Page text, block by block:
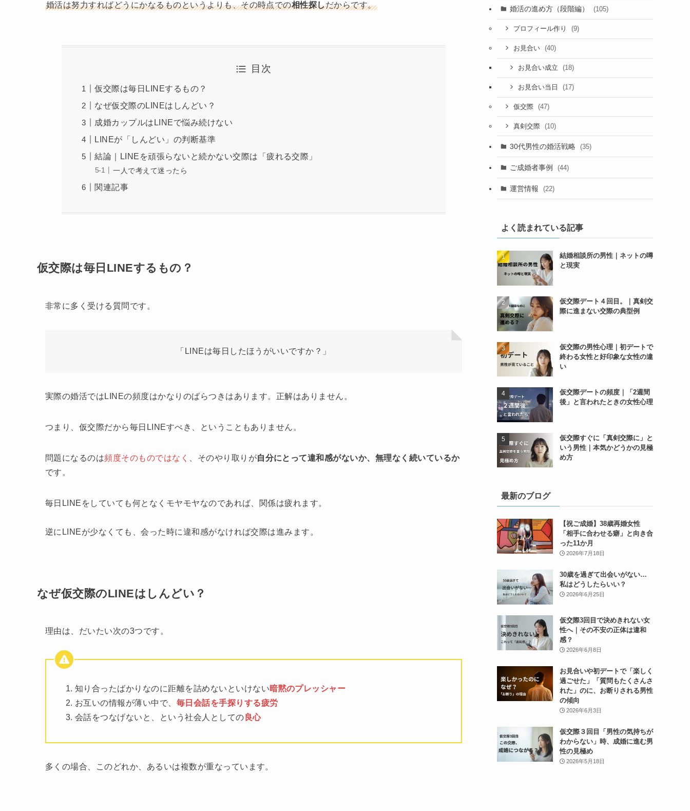
婚活は努力すればどうにかなるものというよりも、その時点での相性探しだからです。
目次
仮交際は毎日LINEするもの？
なぜ仮交際のLINEはしんどい？
成婚カップルはLINEで悩み続けない
LINEが「しんどい」の判断基準
結論｜LINEを頑張らないと続かない交際は「疲れる交際」
一人で考えて迷ったら
関連記事
仮交際は毎日LINEするもの？
非常に多く受ける質問です。
「LINEは毎日したほうがいいですか？」
実際の婚活ではLINEの頻度はかなりのばらつきはあります。正解はありません。
つまり、仮交際だから毎日LINEすべき、ということもありません。
問題になるのは頻度そのものではなく 、そのやり取りが自分にとって違和感がないか、無理なく続いているか
です。
毎日LINEをしていても何となくモヤモヤなのであれば、関係は疲れます。
逆にLINEが少なくても、会った時に違和感がなければ交際は進みます。
なぜ仮交際のLINEはしんどい？
理由は、だいたい次の3つです。
知り合ったばかりなのに距離を詰めないといけない暗黙のプレッシャー
お互いの情報が薄い中で、 毎日会話を手探りする疲労
会話をつなげないと、という社会人としての 良心
多くの場合、このどれか、あるいは複数が重なっています。
婚活の進め方（段階編） (105)
プロフィール作り (9)
お見合い (40)
お見合い成立 (18)
お見合い当日 (17)
仮交際 (47)
真剣交際 (10)
30代男性の婚活戦略 (35)
ご成婚者事例 (44)
運営情報 (22)
よく読まれている記事
結婚相談所の男性｜ネットの噂
と現実
仮交際デート４回目。｜真剣交
際に進まない交際の典型例
仮交際の男性心理｜初デートで
終わる女性と好印象な女性の違
い
仮交際デートの頻度｜「2週間
後」と言われたときの女性心理
仮交際すぐに「真剣交際に」と
いう男性｜本気かどうかの見極
め方
最新のブログ
【祝ご成婚】38歳再婚女性
「相手に合わせる癖」と向き合
った11か月
2026年7月18日
30歳を過ぎて出会いがない…
私はどうしたらいい？
2026年6月25日
仮交際3回目で決めきれない女
性へ｜その不安の正体は違和
感？
2026年6月8日
お見合いや初デートで「楽しく
過ごせた」「質問もたくさんさ
れた」のに、お断りされる男性
の傾向
2026年6月3日
仮交際３回目「男性の気持ちが
わからない」時、成婚に進む男
性の見極め
2026年5月18日